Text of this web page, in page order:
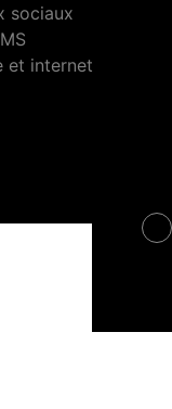
sociaux
et internet